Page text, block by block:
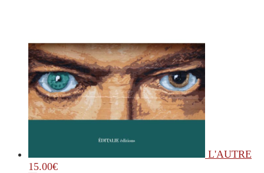
L'AUTRE
15.00€